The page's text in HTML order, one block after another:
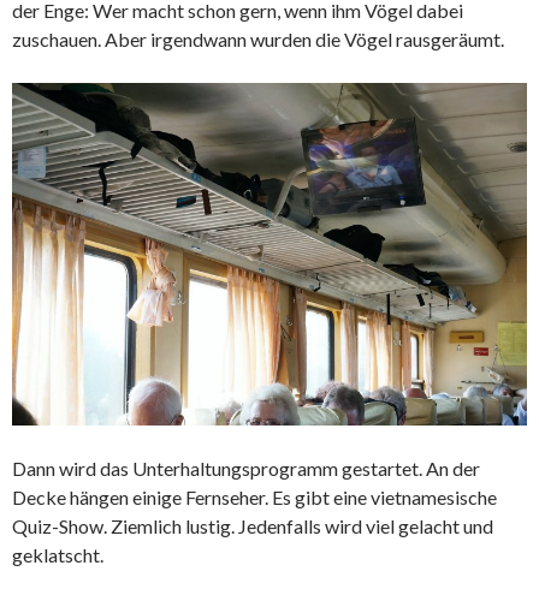
der Enge: Wer macht schon gern, wenn ihm Vögel dabei
zuschauen. Aber irgendwann wurden die Vögel rausgeräumt.
Dann wird das Unterhaltungsprogramm gestartet. An der
Decke hängen einige Fernseher. Es gibt eine vietnamesische
Quiz-Show. Ziemlich lustig. Jedenfalls wird viel gelacht und
geklatscht.